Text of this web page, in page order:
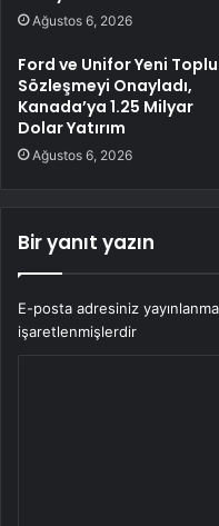
Ağustos 6, 2026
Ford ve Unifor Yeni Toplu
Sözleşmeyi Onayladı,
Kanada’ya 1.25 Milyar
Dolar Yatırım
Ağustos 6, 2026
Bir yanıt yazın
E-posta adresiniz
işaretlenmişlerdir